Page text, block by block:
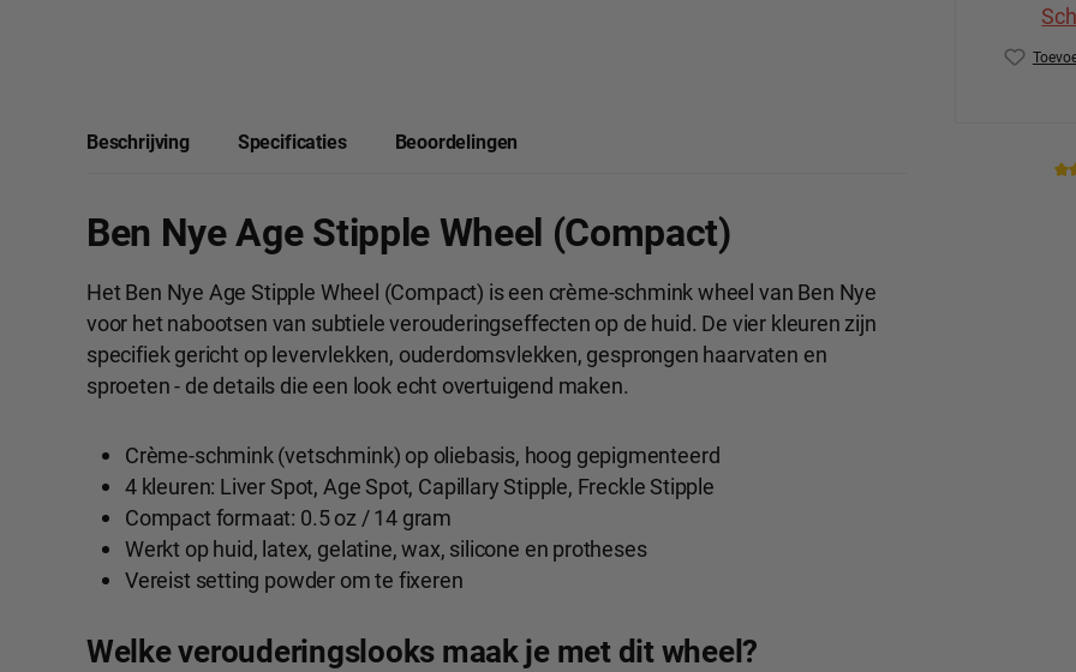
Beschrijving Specificaties Beoordelingen
Ben Nye Age Stipple Wheel (Compact)
Het Ben Nye Age Stipple Wheel (Compact) is een crème-schmink wheel van Ben Nye
voor het nabootsen van subtiele verouderingseffecten op de huid. De vier kleuren zijn
specifiek gericht op levervlekken, ouderdomsvlekken, gesprongen haarvaten en
sproeten - de details die een look echt overtuigend maken.
Crème-schmink (vetschmink) op oliebasis, hoog gepigmenteerd
4 kleuren: Liver Spot, Age Spot, Capillary Stipple, Freckle Stipple
Compact formaat: 0.5 oz / 14 gram
Werkt op huid, latex, gelatine, wax, silicone en protheses
Vereist setting powder om te fixeren
Welke verouderingslooks maak je met dit wheel?